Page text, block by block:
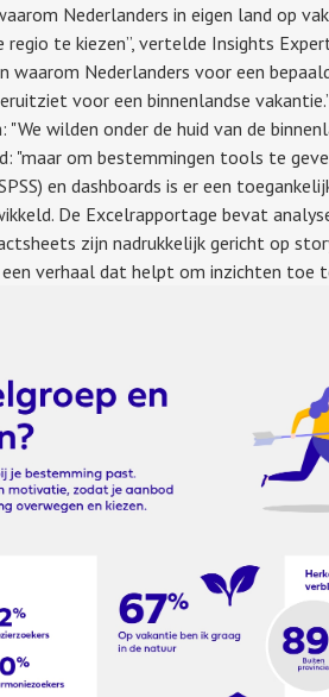
Nederlanders in eigen land op
te kiezen”, vertelde Insights
waarom Nederlanders voor een
voor een binnenlandse
wilden onder de huid van de
"maar om bestemmingen tools te
en dashboards is er een
De Excelrapportage bevat
zijn nadrukkelijk gericht op
verhaal dat helpt om inzichten toe